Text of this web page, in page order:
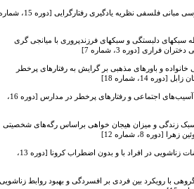
بررسی مبانی فلسفی نظریه یادگیری رفتارگرایی [دوره 15، شماره
دلبستگی و سبکهای فرزندپروری با میانجی گری
[دوره 3، شماره 7]
و باورهای مذهبی بر گرایش به رفتارهای پرخطر
پیشگیری از آسیب‌های اجتماعی و رفتارهای پرخطر در مدارس [دوره 16،
زندگی و میزان هیجان خواهی براساس رگه‌های شخصیتی
8، شماره 12]
مقایسه تعارضات زناشویی در افراد با و بدون اضطراب کرونا [دوره 13،
با رویکرد بین فردی بر افسردگی و بهبود روابط زناشویی